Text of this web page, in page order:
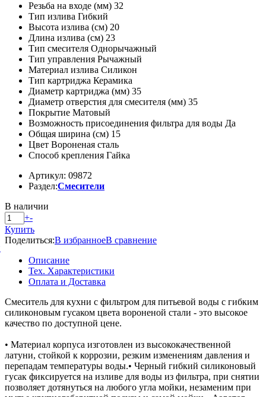
Резьба на входе (мм) 32
Тип излива Гибкий
Высота излива (см) 20
Длина излива (см) 23
Тип смесителя Однорычажный
Тип управления Рычажный
Материал излива Силикон
Тип картриджа Керамика
Диаметр картриджа (мм) 35
Диаметр отверстия для смесителя (мм) 35
Покрытие Матовый
Возможность присоединения фильтра для воды Да
Общая ширина (см) 15
Цвет Вороненая сталь
Способ крепления Гайка
Артикул: 09872
Раздел:Смесители
В наличии
+-
Купить
Поделиться:В избранноеВ сравнение
Описание
Тех. Характеристики
Оплата и Доставка
Смеситель для кухни с фильтром для питьевой воды с гибким
силиконовым гусаком цвета вороненой стали - это высокое
качество по доступной цене.
• Материал корпуса изготовлен из высококачественной
латуни, стойкой к коррозии, резким изменениям давления и
перепадам температуры воды.• Черный гибкий силиконовый
гусак фиксируется на изливе для воды из фильтра, при снятии
позволяет дотянуться на любого угла мойки, незаменим при